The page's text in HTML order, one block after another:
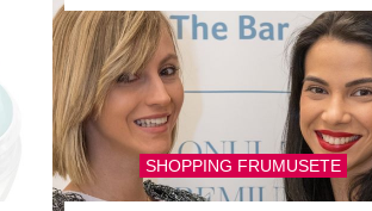
SHOPPING FRUMUSETE